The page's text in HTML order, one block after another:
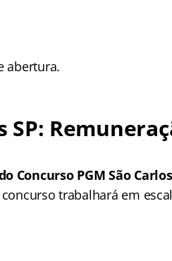
abertura.
SP:
PGM São Carlos
trabalhará em